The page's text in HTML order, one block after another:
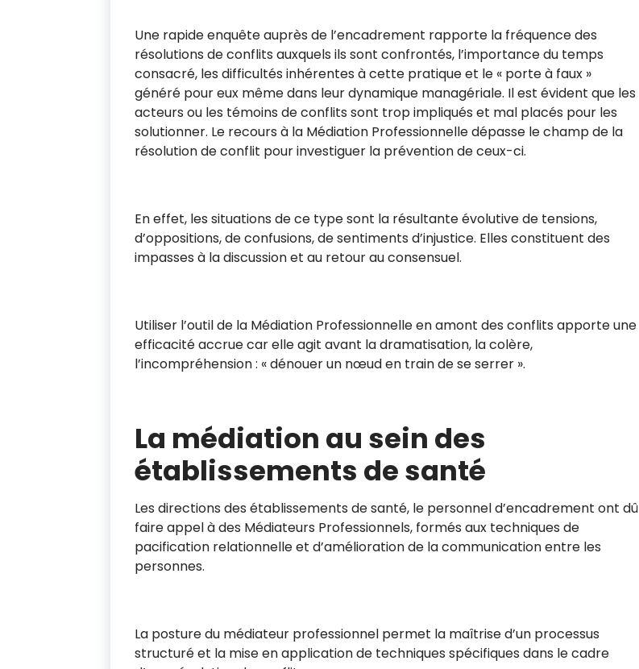
Une rapide enquête auprès de l’encadrement rapporte la fréquence des
résolutions de conflits auxquels ils sont confrontés, l’importance du temps
consacré, les difficultés inhérentes à cette pratique et le « porte à faux »
généré pour eux même dans leur dynamique managériale. Il est évident que les
acteurs ou les témoins de conflits sont trop impliqués et mal placés pour les
solutionner. Le recours à la Médiation Professionnelle dépasse le champ de la
résolution de conflit pour investiguer la prévention de ceux-ci.
En effet, les situations de ce type sont la résultante évolutive de tensions,
d’oppositions, de confusions, de sentiments d’injustice. Elles constituent des
impasses à la discussion et au retour au consensuel.
Utiliser l’outil de la Médiation Professionnelle en amont des conflits apporte une
efficacité accrue car elle agit avant la dramatisation, la colère,
l’incompréhension : « dénouer un nœud en train de se serrer ».
La médiation au sein des
établissements de santé
Les directions des établissements de santé, le personnel d’encadrement ont dû
faire appel à des Médiateurs Professionnels, formés aux techniques de
pacification relationnelle et d’amélioration de la communication entre les
personnes.
La posture du médiateur professionnel permet la maîtrise d’un processus
structuré et la mise en application de techniques spécifiques dans le cadre
Newsletter de Rima
Conseils et Services
Name
Email*
CAPTCHA personnalisé*
Soumettre
Pour demander un conseil
ciblé pour une entreprise 60
€ H.T.
CLIQUEZ ICI
ciblé pour une entreprise